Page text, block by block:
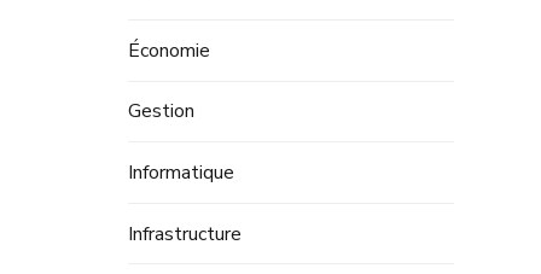
Économie
Gestion
Informatique
Infrastructure